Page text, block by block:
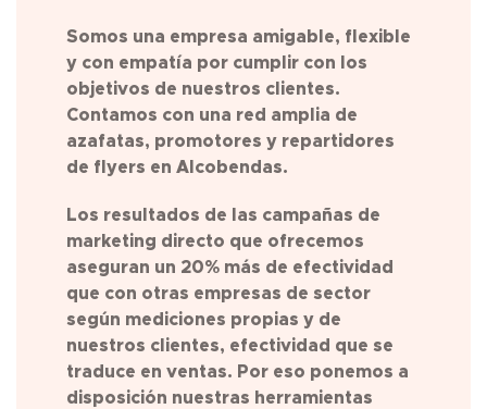
Somos una empresa amigable, flexible
y con empatía por cumplir con los
objetivos de nuestros clientes.
Contamos con una red amplia de
azafatas, promotores y repartidores
de flyers en Alcobendas.
Los resultados de las campañas de
marketing directo que ofrecemos
aseguran un 20% más de efectividad
que con otras empresas de sector
según mediciones propias y de
nuestros clientes, efectividad que se
traduce en ventas. Por eso ponemos a
disposición nuestras herramientas